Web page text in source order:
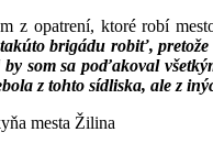
z opatrení, ktoré robí
takúto brigádu robiť,
by som sa poďakoval
z tohto sídliska, ale z
mesta Žilina